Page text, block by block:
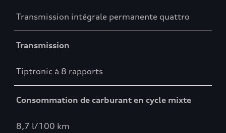
Transmission intégrale permanente quattro
Transmission
Tiptronic à 8 rapports
Consommation de carburant en cycle mixte
8,7 l/100 km